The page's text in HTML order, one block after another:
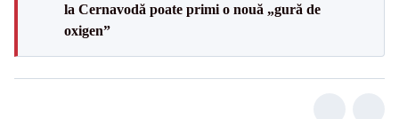
la Cernavodă poate primi o nouă „gură de
oxigen”